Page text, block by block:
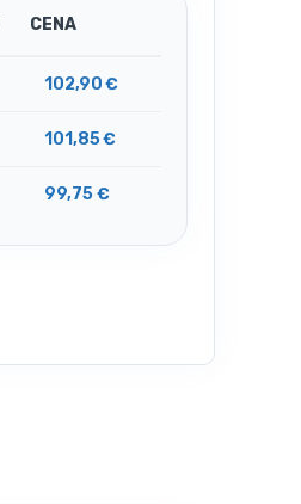
CENA
102,90€
101,85€
99,75€